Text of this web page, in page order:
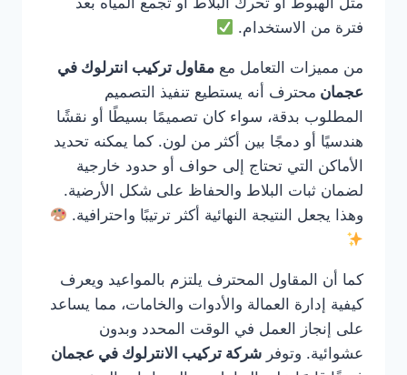
فترة من الاستخدام.
من مميزات التعامل مع مقاول تركيب انترلوك في
عجمان محترف أنه يستطيع تنفيذ التصميم
المطلوب بدقة، سواء كان تصميمًا بسيطًا أو نقشًا
هندسيًا أو دمجًا بين أكثر من لون. كما يمكنه تحديد
الأماكن التي تحتاج إلى حواف أو حدود خارجية
لضمان ثبات البلاط والحفاظ على شكل الأرضية.
وهذا يجعل النتيجة النهائية أكثر ترتيبًا واحترافية.
كما أن المقاول المحترف يلتزم بالمواعيد ويعرف
كيفية إدارة العمالة والأدوات والخامات، مما يساعد
على إنجاز العمل في الوقت المحدد وبدون
عشوائية. وتوفر شركة تركيب الانترلوك في عجمان